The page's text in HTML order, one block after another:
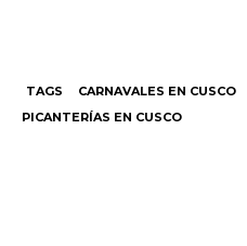
TAGS CARNAVALES EN CUSCO
PICANTERÍAS EN CUSCO